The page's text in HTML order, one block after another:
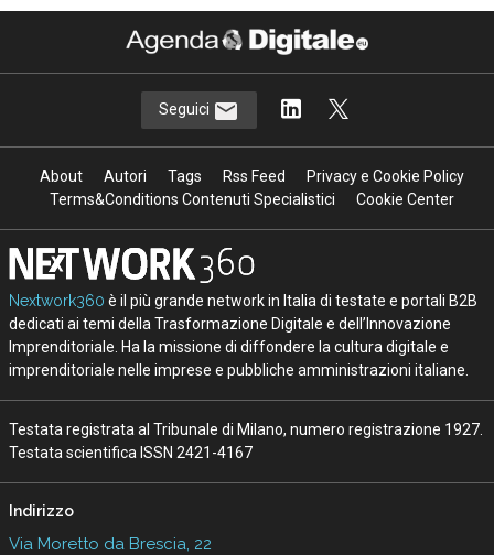
Seguici
About Autori Tags Rss Feed
Privacy e Cookie Policy
Terms&Conditions Contenuti Specialistici
Cookie Center
Nextwork360 è il più grande network in Italia di testate e portali B2B
dedicati ai temi della Trasformazione Digitale e dell’Innovazione
Imprenditoriale. Ha la missione di diffondere la cultura digitale e
imprenditoriale nelle imprese e pubbliche amministrazioni italiane.
Testata registrata al Tribunale di Milano, numero registrazione 1927.
Testata scientifica ISSN 2421-4167
Indirizzo
Via Moretto da Brescia, 22